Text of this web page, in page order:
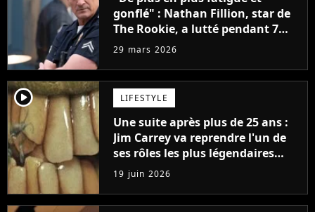
gonflé" : Nathan Fillion, star de
The Rookie, a lutté pendant 7
ans avec un rôle qui le détruisait
29 mars 2026
player2 LIFESTYLE
Une suite après plus de 25 ans :
Jim Carrey va reprendre l'un de
ses rôles les plus légendaires
(alors qu'il l'avait détesté)
19 juin 2026